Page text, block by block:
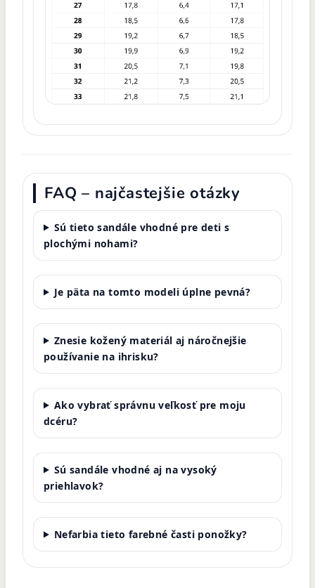
FAQ – najčastejšie otázky
Sú tieto sandále vhodné pre deti s
plochými nohami?
Je päta na tomto modeli úplne pevná?
Znesie kožený materiál aj náročnejšie
používanie na ihrisku?
Ako vybrať správnu veľkosť pre moju
dcéru?
Sú sandále vhodné aj na vysoký
priehlavok?
Nefarbia tieto farebné časti ponožky?